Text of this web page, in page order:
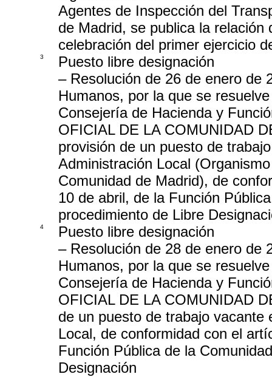
Agentes de Inspección del
de Madrid, se publica la
celebración del primer ejercicio
3
Puesto libre designación
– Resolución de 26 de enero de
Humanos, por la que se
Consejería de Hacienda y
OFICIAL DE LA COMUNIDAD
provisión de un puesto de
Administración Local
Comunidad de Madrid), de
10 de abril, de la Función
procedimiento de Libre
4
Puesto libre designación
– Resolución de 28 de enero de
Humanos, por la que se
Consejería de Hacienda y
OFICIAL DE LA COMUNIDAD
de un puesto de trabajo
Local, de conformidad con el
Función Pública de la
Designación